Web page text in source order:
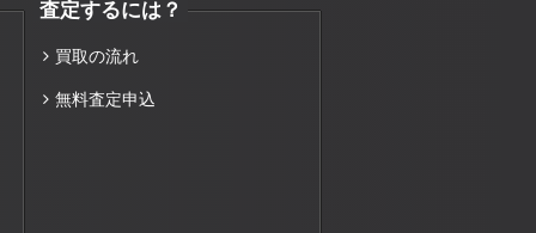
査定するには？
買取の流れ
無料査定申込